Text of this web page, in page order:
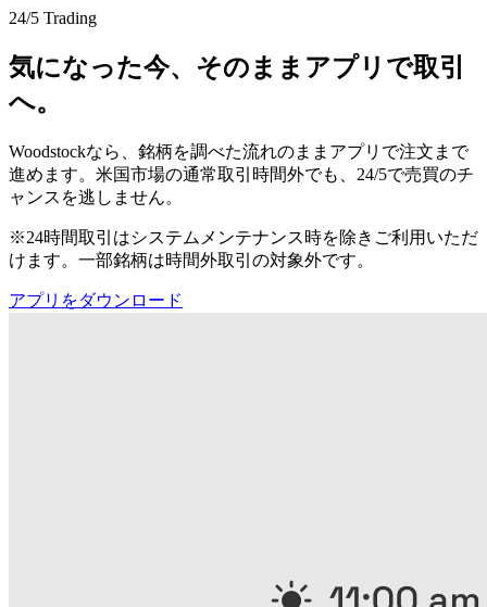
24/5 Trading
気になった今、そのままアプリで取引
へ。
Woodstockなら、銘柄を調べた流れのままアプリで注文まで
進めます。米国市場の通常取引時間外でも、24/5で売買のチ
ャンスを逃しません。
※24時間取引はシステムメンテナンス時を除きご利用いただ
けます。一部銘柄は時間外取引の対象外です。
アプリをダウンロード